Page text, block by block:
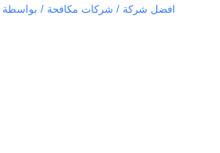
افضل شركة / شركات مكافحة / بواسطة